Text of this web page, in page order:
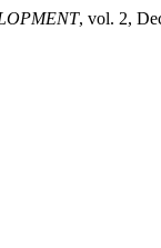
, vol. 2,